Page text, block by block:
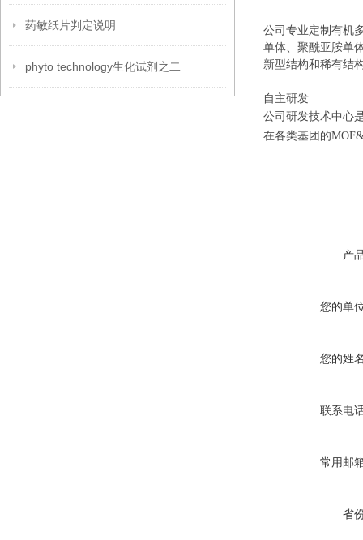
药敏纸片判定说明
phyto technology生化试剂之二
公司专业定制有机
单体、 聚酰亚胺单
新型结构和稀有结
自主研发
公司研发技术中心
在各类基团的
产
您的单
您的姓
联系电
常用邮
省